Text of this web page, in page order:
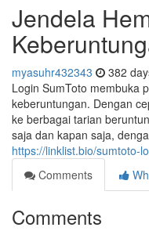
Jendela
myasuhr432343 382
Login SumToto membuka
keberuntungan. Dengan
ke berbagai tarian
saja dan kapan saja,
https://linklist.bio/sumtoto-
Comments
Comments